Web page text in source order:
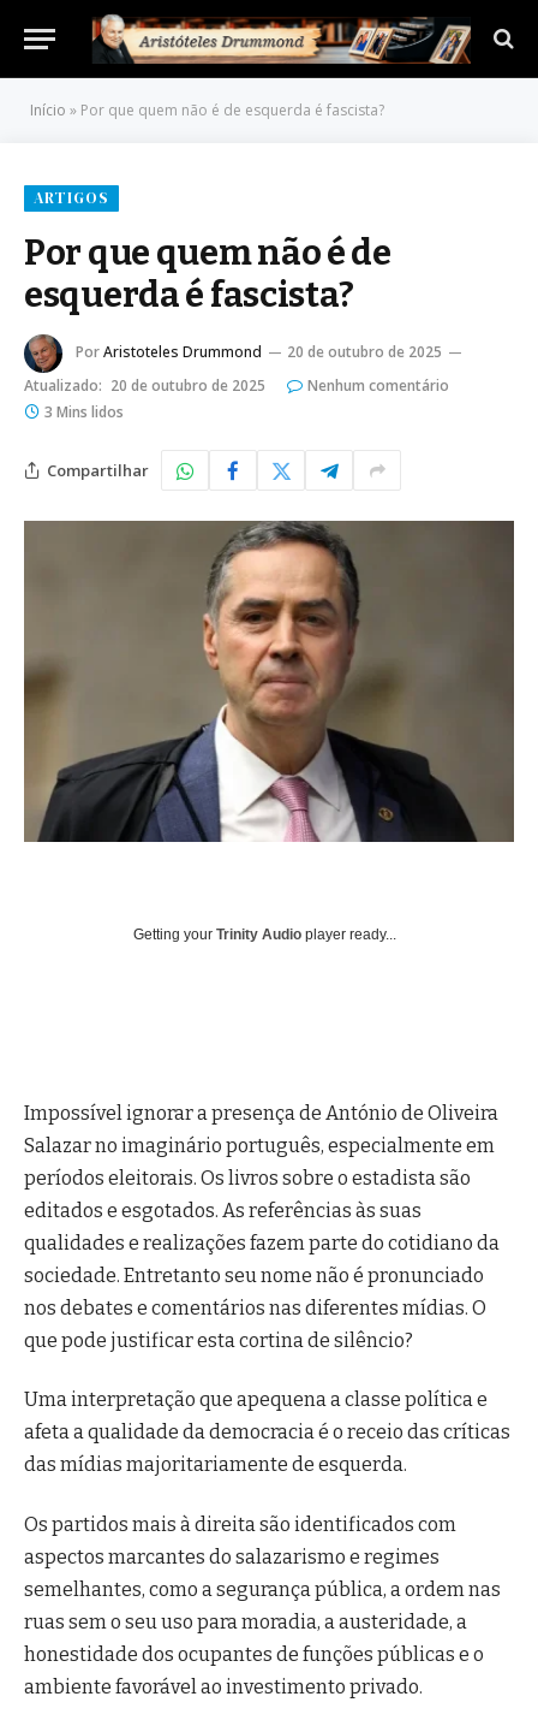
Início » Por que quem não é de esquerda é fascista?
ARTIGOS
Por que quem não é de
esquerda é fascista?
PorAristoteles Drummond
20 de outubro de 2025
Atualizado: 20 de outubro de 2025
Nenhum comentário
3 Mins lidos
Compartilhar
Getting your Trinity Audio player ready...
Impossível ignorar a presença de António de Oliveira
Salazar no imaginário português, especialmente em
períodos eleitorais. Os livros sobre o estadista são
editados e esgotados. As referências às suas
qualidades e realizações fazem parte do cotidiano da
sociedade. Entretanto seu nome não é pronunciado
nos debates e comentários nas diferentes mídias. O
que pode justificar esta cortina de silêncio?
Uma interpretação que apequena a classe política e
afeta a qualidade da democracia é o receio das críticas
das mídias majoritariamente de esquerda.
Os partidos mais à direita são identificados com
aspectos marcantes do salazarismo e regimes
semelhantes, como a segurança pública, a ordem nas
ruas sem o seu uso para moradia, a austeridade, a
honestidade dos ocupantes de funções públicas e o
ambiente favorável ao investimento privado.